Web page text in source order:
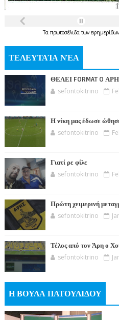
Τα πρωτοσέλιδατων εφημερίδων
ΤΕΛΕΥΤΑΊΑ ΝΈΑ
ΘΕΛΕΙ FORMAT O
sefontokitrino
Η νίκη μας έδωσε
sefontokitrino
Γιατί ρε φίλε
sefontokitrino
Πρώτη χειμερινή
sefontokitrino
Τέλος από τον Άρη ο
sefontokitrino
Η ΒΟΥΛΑ ΠΑΤΟΥΛΙΔΟΥ